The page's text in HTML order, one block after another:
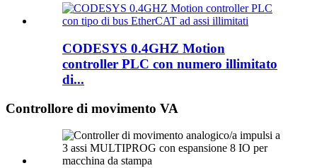
CODESYS 0.4GHZ Motion
controller PLC con numero illimitato
di...
Controllore di movimento VA